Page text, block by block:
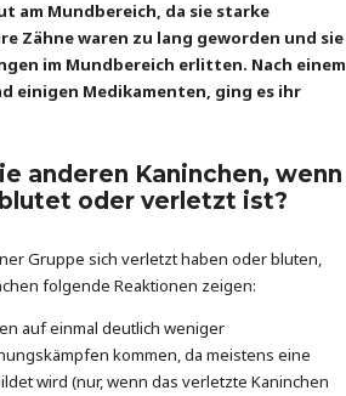
am Mundbereich, da sie starke
Zähne waren zu lang geworden und sie
im Mundbereich erlitten. Nach einem
einigen Medikamenten, ging es ihr
anderen Kaninchen, wenn
oder verletzt ist?
Gruppe sich verletzt haben oder bluten,
folgende Reaktionen zeigen:
auf einmal deutlich weniger
kommen, da meistens eine
wird (nur, wenn das verletzte Kaninchen